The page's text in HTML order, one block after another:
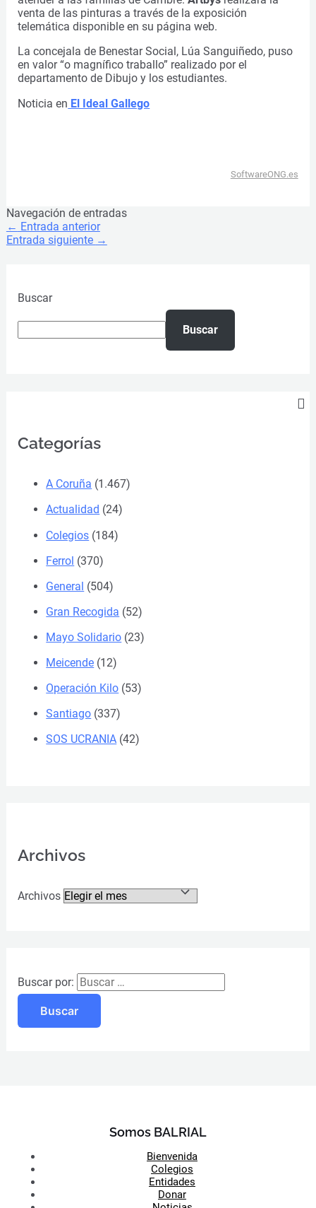
venta de las pinturas a través de la exposición
telemática disponible en su página web.
La concejala de Benestar Social, Lúa Sanguiñedo, puso
en valor “o magnífico traballo” realizado por el
departamento de Dibujo y los estudiantes.
Noticia en El Ideal Gallego
SoftwareONG.es
Navegación de entradas
← Entrada anterior
Entrada siguiente →
Buscar
Buscar
Categorías
A Coruña (1.467)
Actualidad (24)
Colegios (184)
Ferrol (370)
General (504)
Gran Recogida (52)
Mayo Solidario (23)
Meicende (12)
Operación Kilo (53)
Santiago (337)
SOS UCRANIA (42)
Archivos
Archivos
Buscar por:
Somos BALRIAL
Bienvenida
Colegios
Entidades
Donar